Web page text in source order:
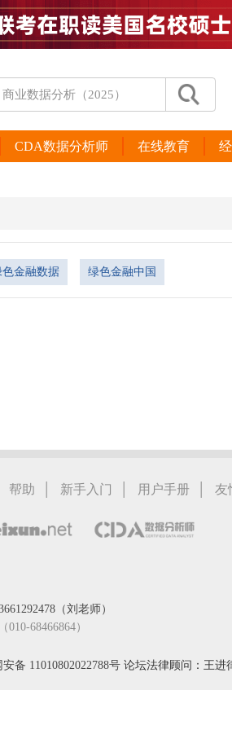
CDA数据分析师 在线教育
色金融数据 绿色金融中国
帮助 | 新手入门 | 用户手册 | 友
（刘老师）
68466864）
备 11010802022788号 论坛法律顾问：王进